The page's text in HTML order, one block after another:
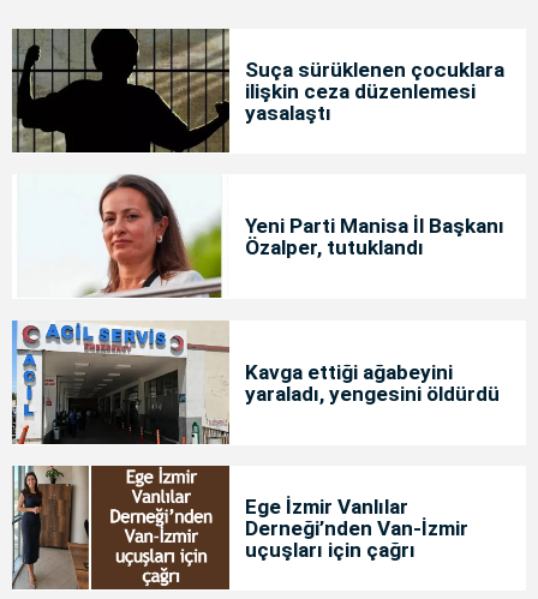
Suça sürüklenen çocuklara
ilişkin ceza düzenlemesi
yasalaştı
Yeni Parti Manisa İl Başkanı
Özalper, tutuklandı
Kavga ettiği ağabeyini
yaraladı, yengesini öldürdü
Ege İzmir Vanlılar
Derneği’nden Van-İzmir
uçuşları için çağrı